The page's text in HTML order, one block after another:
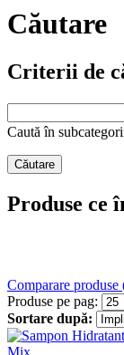
Căutare
Criterii de
Caută în
Produse ce
Comparare produse
Produse pe pag:
Sortare după: